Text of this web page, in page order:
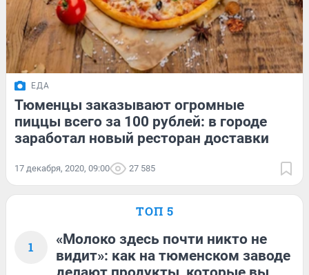
ЕДА
Тюменцы заказывают огромные
пиццы всего за 100 рублей: в городе
заработал новый ресторан доставки
17 декабря, 2020, 09:00 27 585
ТОП 5
1
«Молоко здесь почти никто не
видит»: как на тюменском заводе